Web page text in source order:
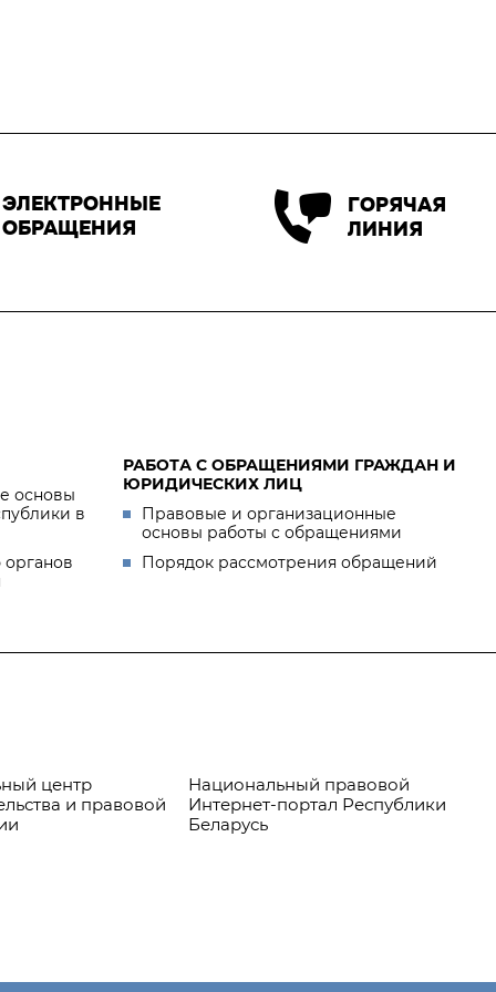
ЭЛЕКТРОННЫЕ
ОБРАЩЕНИЯ
ГОРЯЧАЯ
ЛИНИЯ
основы
в
РАБОТА С ОБРАЩЕНИЯМИ ГРАЖДАН И
ЮРИДИЧЕСКИХ ЛИЦ
Правовые и организационные
основы работы с обращениями
Порядок рассмотрения обращений
центр
и правовой
Национальный правовой
Интернет-портал Республики
Беларусь